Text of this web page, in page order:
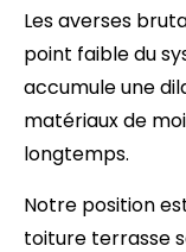
Les averses
point faible du
accumule une
matériaux de
longtemps.
Notre position
toiture terrasse